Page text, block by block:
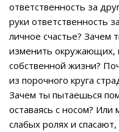
ответственность за
руки ответственность
личное счастье? Зачем
изменить окружающих,
собственной жизни?
из порочного круга
Зачем ты пытаешься
оставаясь с носом?
слабых ролях и